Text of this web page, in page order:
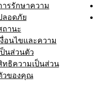
ารรักษาความ
ลอดภัย
ถานะ
งื่อนไขและความ
ป็นส่วนตัว
ทธิความเป็นส่วน
วของคุณ